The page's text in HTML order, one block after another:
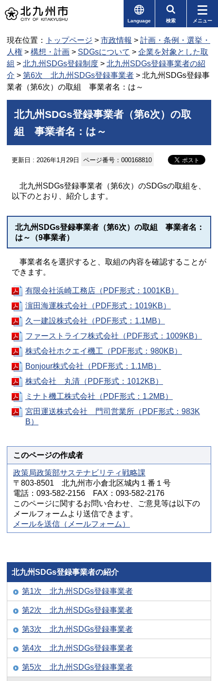
Language 検索 メニュー
現在位置： トップページ > 市政情報 > 計画・条例・選挙・
人権 > 構想・計画 > SDGsについて > 企業を対象とした取
組 > 北九州SDGs登録制度 > 北九州SDGs登録事業者の紹
介 > 第6次 北九州SDGs登録事業者 > 北九州SDGs登録事
業者（第6次）の取組 事業者名：は～
北九州SDGs登録事業者（第6次）の取
組 事業者名：は～
更新日 : 2026年1月29日 ページ番号：000168810
北九州SDGs登録事業者（第6次）のSDGsの取組を、
以下のとおり、紹介します。
北九州SDGs登録事業者（第6次）の取組 事業者名：
は～（9事業者）
事業者名を選択すると、取組の内容を確認することが
できます。
有限会社浜崎工務店（PDF形式：1001KB）
濵田海運株式会社（PDF形式：1019KB）
久一建設株式会社（PDF形式：1.1MB）
ファーストライフ株式会社（PDF形式：1009KB）
株式会社ホクエイ機工（PDF形式：980KB）
Bonjour株式会社（PDF形式：1.1MB）
株式会社 丸清（PDF形式：1012KB）
ミナト機工株式会社（PDF形式：1.2MB）
宮田運送株式会社 門司営業所（PDF形式：983K
B）
このページの作成者
政策局政策部サステナビリティ戦略課
〒803-8501 北九州市小倉北区城内１番１号
電話：093-582-2156 FAX：093-582-2176
このページに関するお問い合わせ、ご意見等は以下の
メールフォームより送信できます。
メールを送信（メールフォーム）
北九州SDGs登録事業者の紹介
第1次 北九州SDGs登録事業者
第2次 北九州SDGs登録事業者
第3次 北九州SDGs登録事業者
第4次 北九州SDGs登録事業者
第5次 北九州SDGs登録事業者